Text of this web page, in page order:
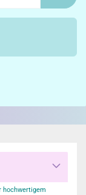
hochwertigem